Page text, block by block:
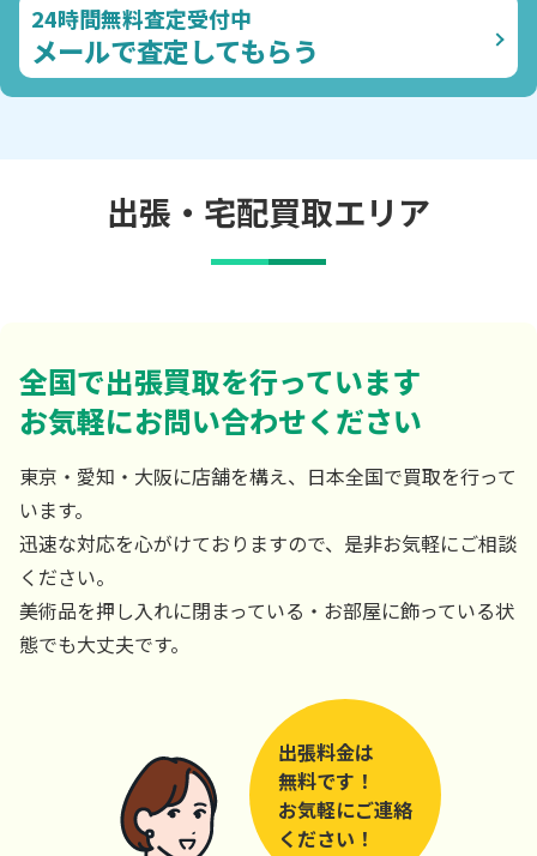
24時間無料査定受付中
メールで査定してもらう
出張・宅配買取エリア
全国で出張買取を行っています
お気軽にお問い合わせください
東京・愛知・大阪に店舗を構え、日本全国で買取を行って
います。
迅速な対応を心がけておりますので、是非お気軽にご相談
ください。
美術品を押し入れに閉まっている・お部屋に飾っている状
態でも大丈夫です。
出張料金は
無料です！
お気軽にご連絡
ください！